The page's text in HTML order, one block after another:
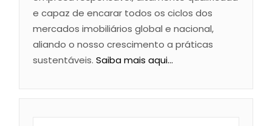
e capaz de encarar todos os ciclos dos
mercados imobiliários global e nacional,
aliando o nosso crescimento a práticas
sustentáveis.Saiba mais aqui...